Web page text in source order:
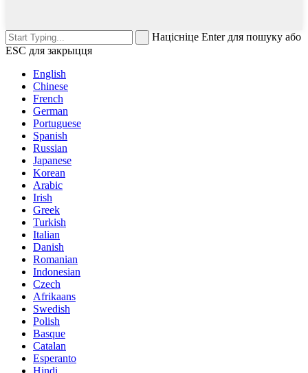
Націсніце Enter для пошуку або
ESC для закрыцця
English
Chinese
French
German
Portuguese
Spanish
Russian
Japanese
Korean
Arabic
Irish
Greek
Turkish
Italian
Danish
Romanian
Indonesian
Czech
Afrikaans
Swedish
Polish
Basque
Catalan
Esperanto